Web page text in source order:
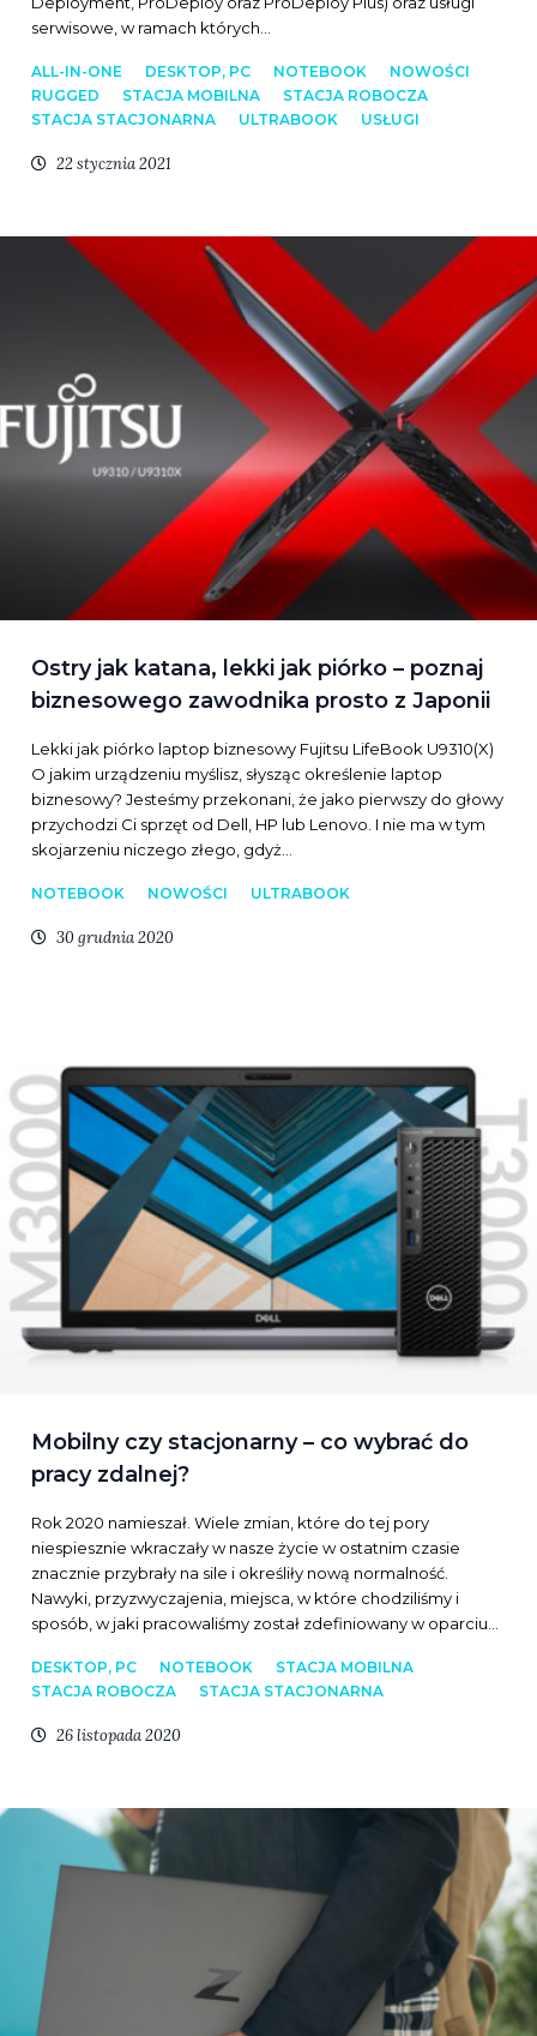
serwisowe, w ramach których…
ALL-IN-ONE DESKTOP, PC NOTEBOOK
NOWOŚCI
RUGGED
STACJA MOBILNA
STACJA ROBOCZA
STACJA STACJONARNA
ULTRABOOK USŁUGI
22 stycznia 2021
Ostry jak katana, lekki jak piórko – poznaj
biznesowego zawodnika prosto z Japonii
Lekki jak piórko laptop biznesowy Fujitsu LifeBook U9310(X)
O jakim urządzeniu myślisz, słysząc określenie laptop
biznesowy? Jesteśmy przekonani, że jako pierwszy do głowy
przychodzi Ci sprzęt od Dell, HP lub Lenovo. I nie ma w tym
skojarzeniu niczego złego, gdyż…
NOTEBOOK NOWOŚCI ULTRABOOK
30 grudnia 2020
Mobilny czy stacjonarny – co wybrać do
pracy zdalnej?
Rok 2020 namieszał. Wiele zmian, które do tej pory
niespiesznie wkraczały w nasze życie w ostatnim czasie
znacznie przybrały na sile i określiły nową normalność.
Nawyki, przyzwyczajenia, miejsca, w które chodziliśmy i
sposób, w jaki pracowaliśmy został zdefiniowany w oparciu…
DESKTOP, PC NOTEBOOK
STACJA MOBILNA
STACJA ROBOCZA
STACJA STACJONARNA
26 listopada 2020